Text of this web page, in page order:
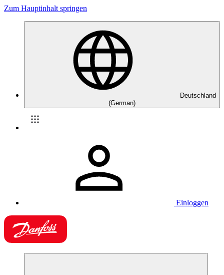
Zum Hauptinhalt springen
Deutschland
(German)
Einloggen